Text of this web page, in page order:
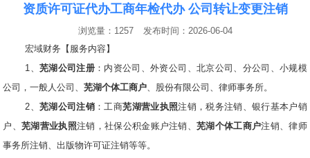
资质许可证代办工商年检代办 公司转让变更注销
浏览量：1257
发布时间：2026-06-04
宏域财务【服务内容】
1、芜湖公司注册 ：内资公司、外资公司、北京公司、分公司、小规模
公司，一般人公司、芜湖个体工商户 、股份有限公司、律师事务所。
2、芜湖公司注销 ：工商芜湖营业执照注销，税务注销、银行基本户销
户、芜湖营业执照注销，社保公积金账户注销、芜湖个体工商户注销、律师
事务所注销、出版物许可证注销等等。